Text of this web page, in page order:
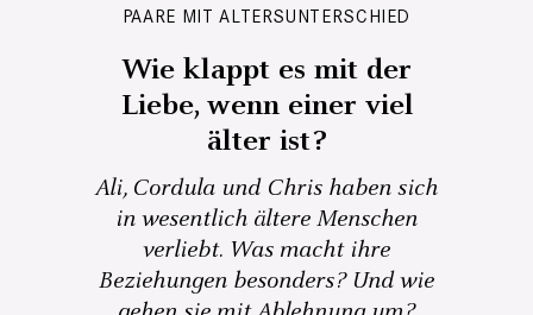
PAARE MIT ALTERSUNTERSCHIED
Wie klappt es mit der
Liebe, wenn einer viel
älter ist?
Ali, Cordula und Chris haben sich
in wesentlich ältere Menschen
verliebt. Was macht ihre
Beziehungen besonders? Und wie